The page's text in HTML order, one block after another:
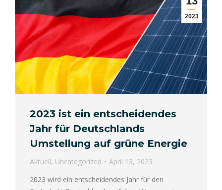
2023
2023 ist ein entscheidendes
Jahr für Deutschlands
Umstellung auf grüne Energie
Aktuell, Uncategorized
April 13, 2023
2023 wird ein entscheidendes Jahr für den